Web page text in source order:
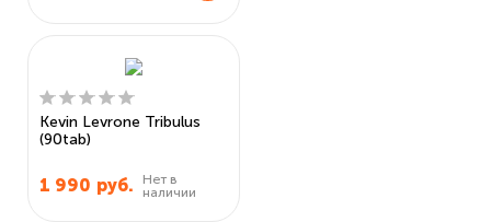
Kevin Levrone Tribulus
(90tab)
1 990 руб.
Нет в
наличии